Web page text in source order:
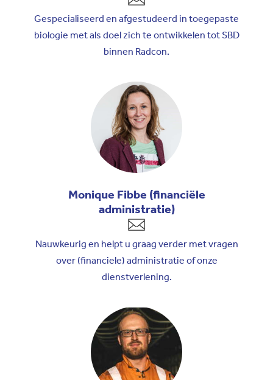
Gespecialiseerd en afgestudeerd in toegepaste
biologie met als doel zich te ontwikkelen tot SBD
binnen Radcon.
Monique Fibbe (financiële
administratie)
Nauwkeurig en helpt u graag verder met vragen
over (financiele) administratie of onze
dienstverlening.